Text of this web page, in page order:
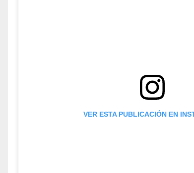
VER ESTA PUBLICACIÓN EN